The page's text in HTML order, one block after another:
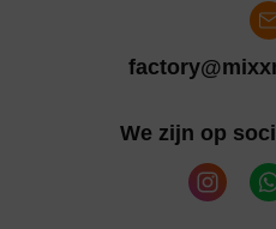
We zijn op